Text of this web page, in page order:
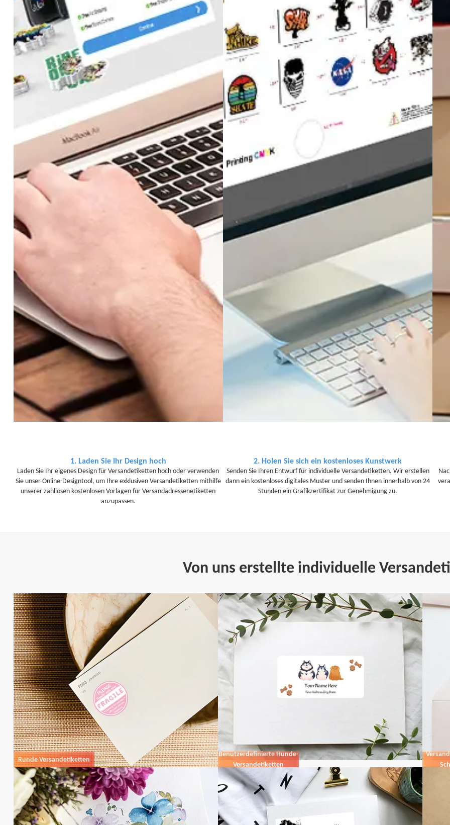
1. Laden Sie Ihr Design hoch
Laden Sie Ihr eigenes Design für Versandetiketten hoch oder verwenden
Sie unser Online-Designtool, um Ihre exklusiven Versandetiketten mithilfe
unserer zahllosen kostenlosen Vorlagen für Versandadressenetiketten
anzupassen.
2. Holen Sie sich ein kostenloses Kunstwerk
Senden Sie Ihren Entwurf für individuelle Versandetiketten. Wir erstellen
dann ein kostenloses digitales Muster und senden Ihnen innerhalb von 24
Stunden ein Grafikzertifikat zur Genehmigung zu.
Von uns erstellte individuelle
Runde Versandetiketten
Benutzerdefinierte Hunde-
Versandetiketten